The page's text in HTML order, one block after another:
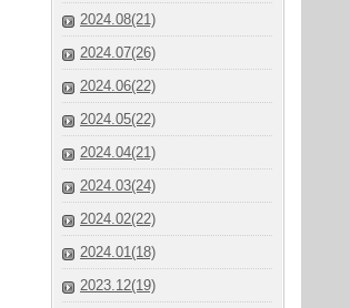
2024.08(21)
2024.07(26)
2024.06(22)
2024.05(22)
2024.04(21)
2024.03(24)
2024.02(22)
2024.01(18)
2023.12(19)